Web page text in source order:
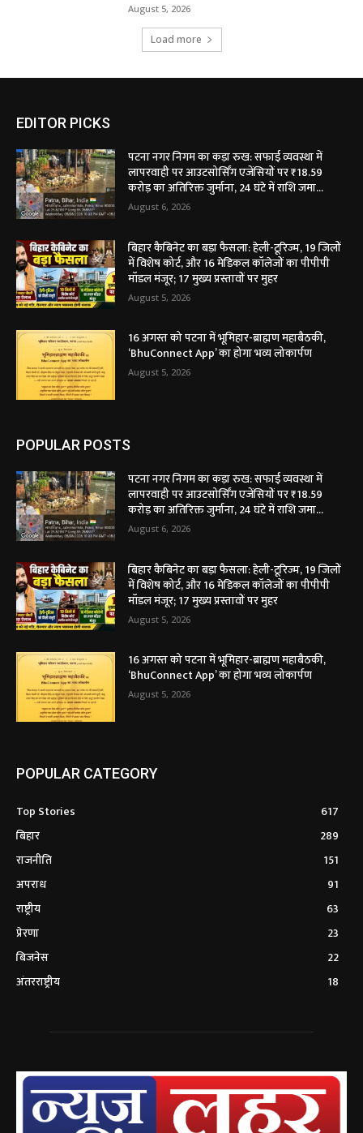
August 5, 2026
Load more
EDITOR PICKS
पटना नगर निगम का कड़ा रुख: सफाई व्यवस्था में
लापरवाही पर आउटसोर्सिंग एजेंसियों पर ₹18.59
करोड़ का अतिरिक्त जुर्माना, 24 घंटे में राशि जमा...
August 6, 2026
बिहार कैबिनेट का बड़ा फैसला: हेली-टूरिज्म, 19 जिलों
में विशेष कोर्ट, और 16 मेडिकल कॉलेजों का पीपीपी
मॉडल मंजूर; 17 मुख्य प्रस्तावों पर मुहर
August 5, 2026
16 अगस्त को पटना में भूमिहार-ब्राह्मण महाबैठकी,
‘BhuConnect App’ का होगा भव्य लोकार्पण
August 5, 2026
POPULAR POSTS
पटना नगर निगम का कड़ा रुख: सफाई व्यवस्था में
लापरवाही पर आउटसोर्सिंग एजेंसियों पर ₹18.59
करोड़ का अतिरिक्त जुर्माना, 24 घंटे में राशि जमा...
August 6, 2026
बिहार कैबिनेट का बड़ा फैसला: हेली-टूरिज्म, 19 जिलों
में विशेष कोर्ट, और 16 मेडिकल कॉलेजों का पीपीपी
मॉडल मंजूर; 17 मुख्य प्रस्तावों पर मुहर
August 5, 2026
16 अगस्त को पटना में भूमिहार-ब्राह्मण महाबैठकी,
‘BhuConnect App’ का होगा भव्य लोकार्पण
August 5, 2026
POPULAR CATEGORY
Top Stories
617
बिहार
289
राजनीति
151
अपराध
91
राष्ट्रीय
63
प्रेरणा
23
बिजनेस
22
अंतरराष्ट्रीय
18